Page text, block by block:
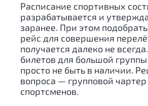
Расписание спортивных
разрабатывается и
заранее. При этом
рейс для совершения
получается далеко не
билетов для большой
просто не быть в наличии.
вопроса — групповой
спортсменов.